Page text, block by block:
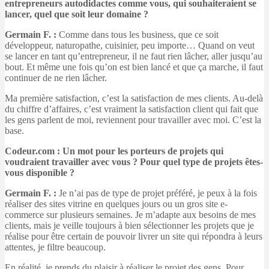
entrepreneurs autodidactes comme vous, qui souhaiteraient se
lancer, quel que soit leur domaine ?
Germain F. : Comme dans tous les business, que ce soit
développeur, naturopathe, cuisinier, peu importe… Quand on veut
se lancer en tant qu’entrepreneur, il ne faut rien lâcher, aller jusqu’au
bout. Et même une fois qu’on est bien lancé et que ça marche, il faut
continuer de ne rien lâcher.
Ma première satisfaction, c’est la satisfaction de mes clients. Au-delà
du chiffre d’affaires, c’est vraiment la satisfaction client qui fait que
les gens parlent de moi, reviennent pour travailler avec moi. C’est la
base.
Codeur.com : Un mot pour les porteurs de projets qui
voudraient travailler avec vous ? Pour quel type de projets êtes-
vous disponible ?
Germain F. : Je n’ai pas de type de projet préféré, je peux à la fois
réaliser des sites vitrine en quelques jours ou un gros site e-
commerce sur plusieurs semaines. Je m’adapte aux besoins de mes
clients, mais je veille toujours à bien sélectionner les projets que je
réalise pour être certain de pouvoir livrer un site qui répondra à leurs
attentes, je filtre beaucoup.